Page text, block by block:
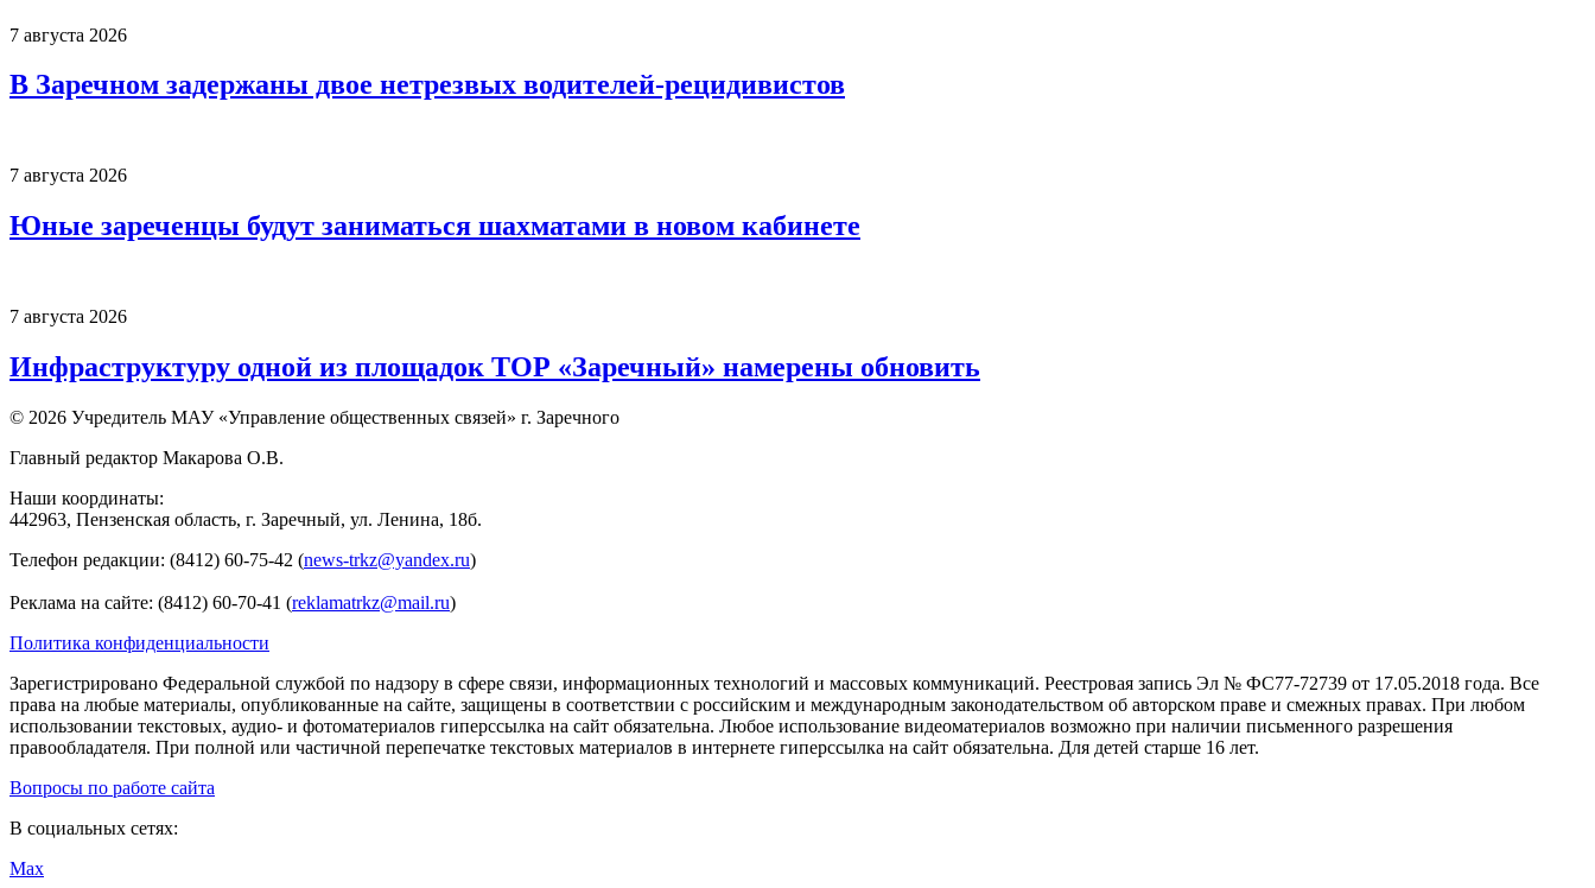
7 августа 2026
В Заречном задержаны двое нетрезвых водителей-рецидивистов
7 августа 2026
Юные зареченцы будут заниматься шахматами в новом кабинете
7 августа 2026
Инфраструктуру одной из площадок ТОР «Заречный» намерены обновить
© 2026 Учредитель МАУ «Управление общественных связей» г. Заречного
Главный редактор Макарова О.В.
Наши координаты:
442963, Пензенская область, г. Заречный, ул. Ленина, 18б.
Телефон редакции: (8412) 60-75-42 (news-trkz@yandex.ru)
Реклама на сайте: (8412) 60-70-41 (reklamatrkz@mail.ru)
Политика конфиденциальности
Зарегистрировано Федеральной службой по надзору в сфере связи, информационных технологий и массовых коммуникаций. Реестровая запись Эл № ФС77-72739 от 17.05.2018 года. Все
права на любые материалы, опубликованные на сайте, защищены в соответствии с российским и международным законодательством об авторском праве и смежных правах. При любом
использовании текстовых, аудио- и фотоматериалов гиперссылка на сайт обязательна. Любое использование видеоматериалов возможно при наличии письменного разрешения
правообладателя. При полной или частичной перепечатке текстовых материалов в интернете гиперссылка на сайт обязательна. Для детей старше 16 лет.
Вопросы по работе сайта
В социальных сетях:
Max